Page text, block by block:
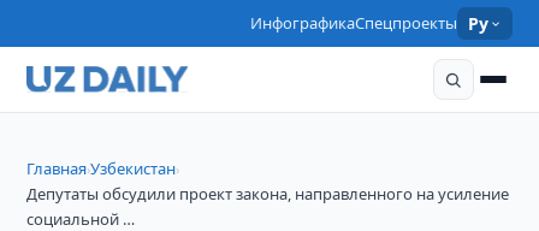
ИнфографикаСпецпроекты Ру
Главная›Узбекистан›
Депутаты обсудили проект закона, направленного на усиление
социальной …